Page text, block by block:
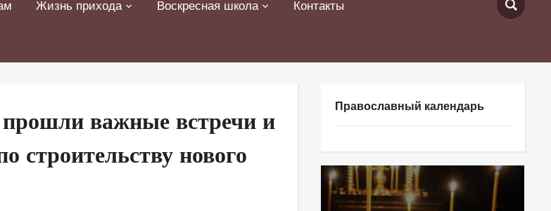
Жизнь прихода Воскресная школа Контакты
важные встречи и
строительству нового
Православный календарь